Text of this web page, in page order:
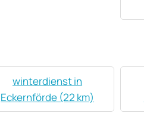
winterdienst in
Eckernförde (22 km)